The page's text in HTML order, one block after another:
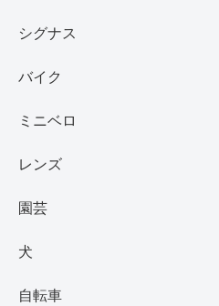
シグナス
バイク
ミニベロ
レンズ
園芸
犬
自転車